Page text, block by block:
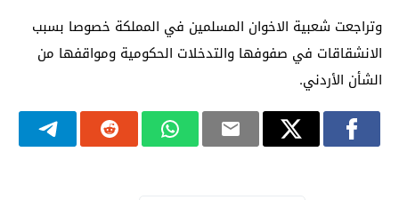
وتراجعت شعبية الاخوان المسلمين في المملكة خصوصا بسبب
الانشقاقات في صفوفها والتدخلات الحكومية ومواقفها من
الشأن الأردني.